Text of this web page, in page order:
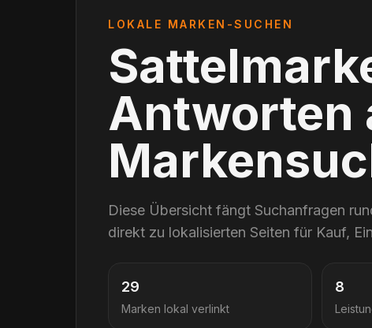
LOKALE MARKEN-SUCHEN
Antworten
Diese Übersicht fängt Suchanfragen
direkt zu lokalisierten Seiten für Kauf,
29
Marken lokal verlinkt
8